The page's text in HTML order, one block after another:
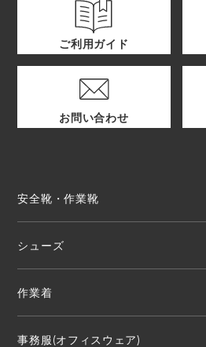
ご利用ガイド
お問い合わせ
安全靴・作業靴
シューズ
作業着
事務服(オフィスウェア)